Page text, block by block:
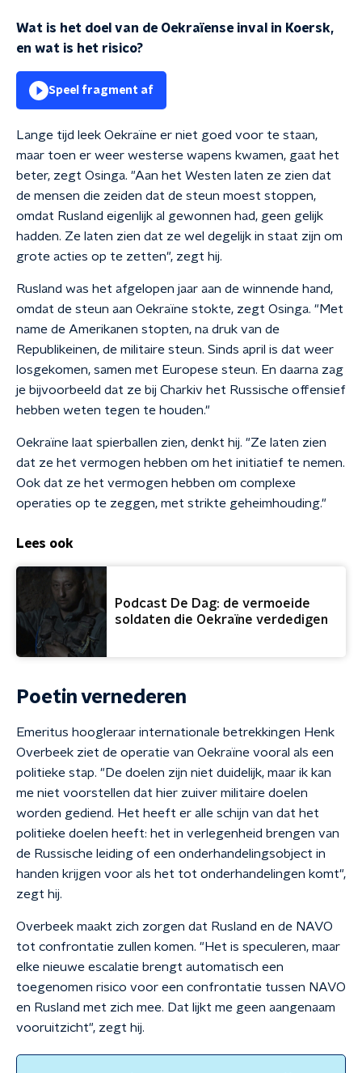
Wat is het doel van de Oekraïense inval in Koersk,
en wat is het risico?
Speel fragment af
Lange tijd leek Oekraïne er niet goed voor te staan,
maar toen er weer westerse wapens kwamen, gaat het
beter, zegt Osinga. "Aan het Westen laten ze zien dat
de mensen die zeiden dat de steun moest stoppen,
omdat Rusland eigenlijk al gewonnen had, geen gelijk
hadden. Ze laten zien dat ze wel degelijk in staat zijn om
grote acties op te zetten", zegt hij.
Rusland was het afgelopen jaar aan de winnende hand,
omdat de steun aan Oekraïne stokte, zegt Osinga. "Met
name de Amerikanen stopten, na druk van de
Republikeinen, de militaire steun. Sinds april is dat weer
losgekomen, samen met Europese steun. En daarna zag
je bijvoorbeeld dat ze bij Charkiv het Russische offensief
hebben weten tegen te houden."
Oekraïne laat spierballen zien, denkt hij. "Ze laten zien
dat ze het vermogen hebben om het initiatief te nemen.
Ook dat ze het vermogen hebben om complexe
operaties op te zeggen, met strikte geheimhouding."
Lees ook
Podcast De Dag: de vermoeide
soldaten die Oekraïne verdedigen
Poetin vernederen
Emeritus hoogleraar internationale betrekkingen Henk
Overbeek ziet de operatie van Oekraïne vooral als een
politieke stap. "De doelen zijn niet duidelijk, maar ik kan
me niet voorstellen dat hier zuiver militaire doelen
worden gediend. Het heeft er alle schijn van dat het
politieke doelen heeft: het in verlegenheid brengen van
de Russische leiding of een onderhandelingsobject in
handen krijgen voor als het tot onderhandelingen komt",
zegt hij.
Overbeek maakt zich zorgen dat Rusland en de NAVO
tot confrontatie zullen komen. "Het is speculeren, maar
elke nieuwe escalatie brengt automatisch een
toegenomen risico voor een confrontatie tussen NAVO
en Rusland met zich mee. Dat lijkt me geen aangenaam
vooruitzicht", zegt hij.